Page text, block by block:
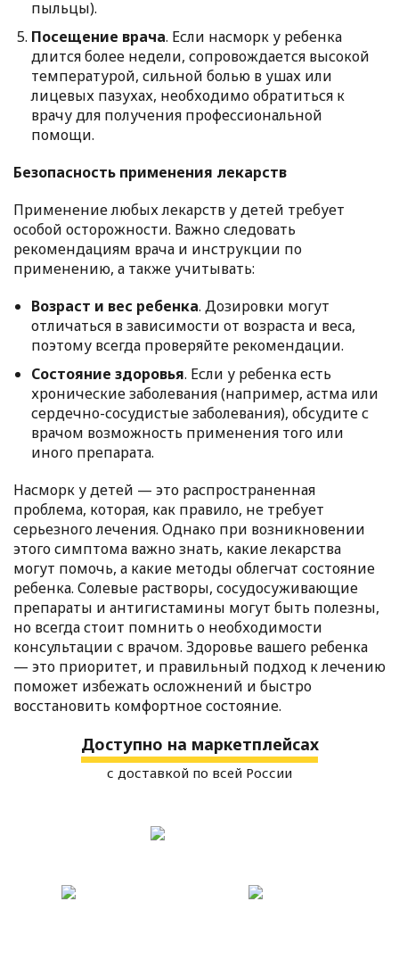
пыльцы).
Посещение врача. Если насморк у ребенка
длится более недели, сопровождается высокой
температурой, сильной болью в ушах или
лицевых пазухах, необходимо обратиться к
врачу для получения профессиональной
помощи.
Безопасность применения лекарств
Применение любых лекарств у детей требует
особой осторожности. Важно следовать
рекомендациям врача и инструкции по
применению, а также учитывать:
Возраст и вес ребенка. Дозировки могут
отличаться в зависимости от возраста и веса,
поэтому всегда проверяйте рекомендации.
Состояние здоровья. Если у ребенка есть
хронические заболевания (например, астма или
сердечно-сосудистые заболевания), обсудите с
врачом возможность применения того или
иного препарата.
Насморк у детей — это распространенная
проблема, которая, как правило, не требует
серьезного лечения. Однако при возникновении
этого симптома важно знать, какие лекарства
могут помочь, а какие методы облегчат состояние
ребенка. Солевые растворы, сосудосуживающие
препараты и антигистамины могут быть полезны,
но всегда стоит помнить о необходимости
консультации с врачом. Здоровье вашего ребенка
— это приоритет, и правильный подход к лечению
поможет избежать осложнений и быстро
восстановить комфортное состояние.
Доступно на маркетплейсах
с доставкой по всей России